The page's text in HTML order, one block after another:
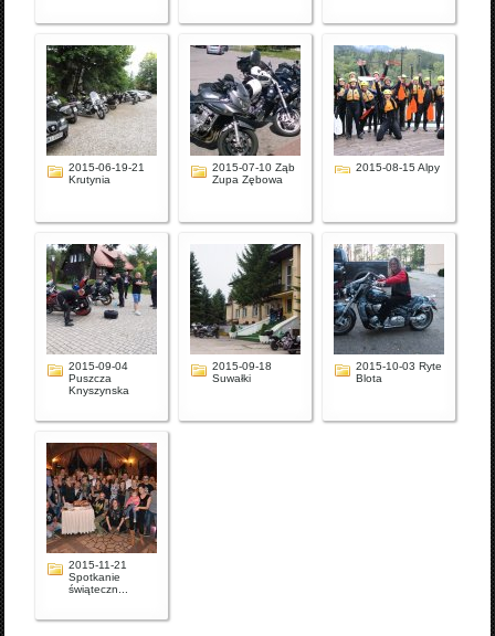
2015-06-19-21
Krutynia
2015-07-10 Ząb
Zupa Zębowa
2015-08-15 Alpy
2015-09-04
Puszcza
Knyszynska
2015-09-18
Suwałki
2015-10-03 Ryte
Blota
2015-11-21
Spotkanie
świąteczn...